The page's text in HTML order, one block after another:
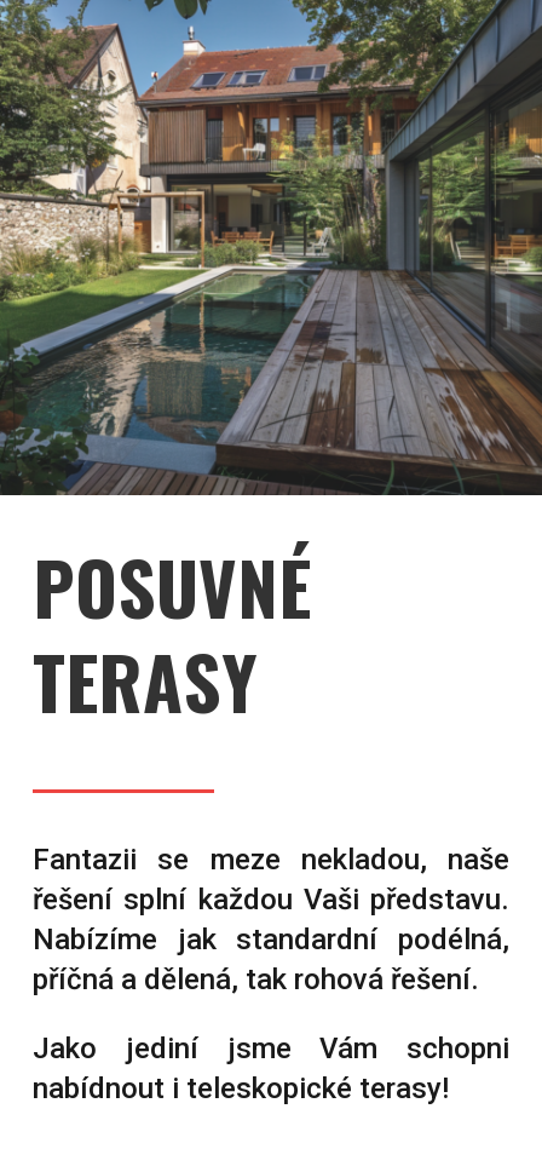
POSUVNÉ
TERASY
Fantazii se meze nekladou, naše
řešení splní každou Vaši představu.
Nabízíme jak standardní podélná,
příčná a dělená, tak rohová řešení.
Jako jediní jsme Vám schopni
nabídnout i teleskopické terasy!